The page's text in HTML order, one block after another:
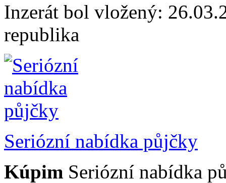
Inzerát bol vložený:
republika
Seriózní nabídka půjčky
Kúpim Seriózní nabídka